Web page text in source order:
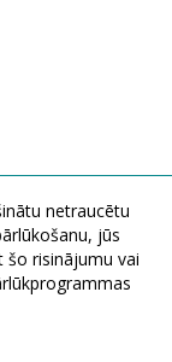
netraucētu
jūs
šo risinājumu vai